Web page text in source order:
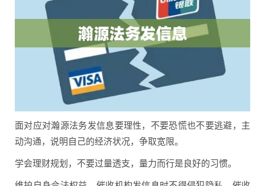
面对应对瀚源法务发信息要理性，不要恐慌也不要逃避，主
动沟通，说明自己的经济状况，争取宽限。
学会理财规划，不要过量透支，量力而行是良好的习惯。